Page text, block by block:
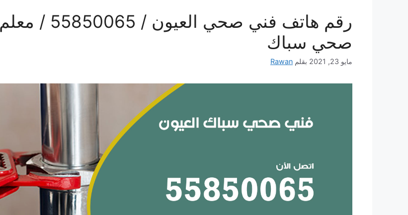
رقم هاتف فني صحي العيون / 55850065 / معلم
صحي سباك
مايو 23, 2021 بقلم Rawan